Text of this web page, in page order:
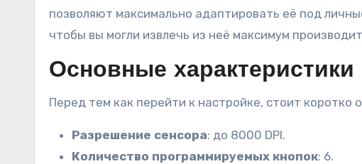
позволяют максимально адаптировать её под
чтобы вы могли извлечь из неё максимум
Основные характеристики
Перед тем как перейти к настройке, стоит
Разрешение сенсора: до 8000 DPI.
Количество программируемых кнопок: 6.